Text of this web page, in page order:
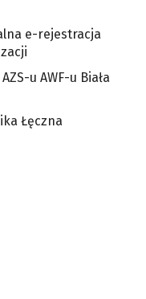
e-rejestracja
u AWF-u Biała
Łęczna